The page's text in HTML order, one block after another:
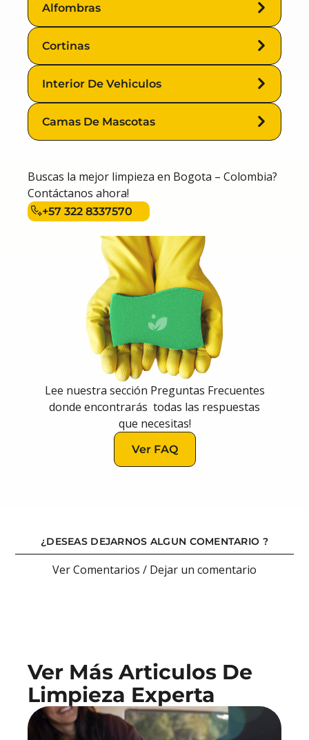
Alfombras
Cortinas
Interior De Vehiculos
Camas De Mascotas
De
Mascotas
Buscas la mejor limpieza en Bogota – Colombia?
Contáctanos ahora!
+57 322 8337570
+57 322
8337570
Lee nuestra sección Preguntas Frecuentes
donde encontrarás todas las respuestas
que necesitas!
Ver FAQ
¿DESEAS DEJARNOS ALGUN COMENTARIO ?
Ver Comentarios / Dejar un comentario
Ver Más Articulos De
Limpieza Experta